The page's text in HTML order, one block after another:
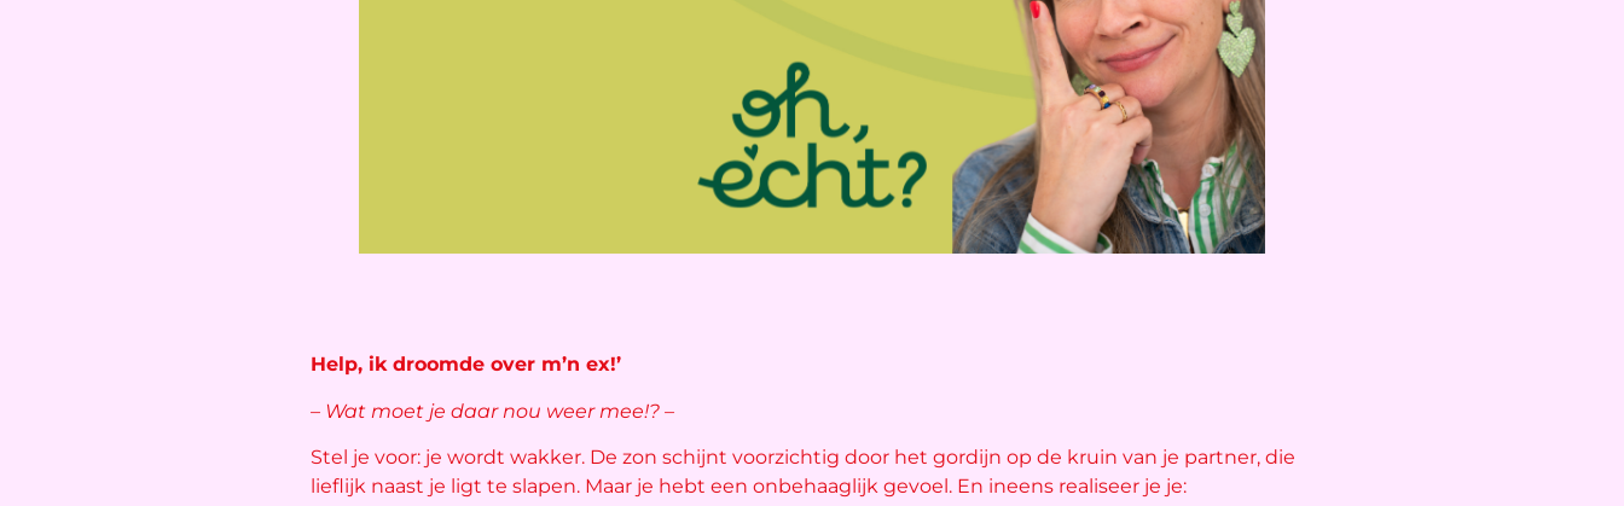
Help, ik droomde over m’n ex!’
– Wat moet je daar nou weer mee!? –
Stel je voor: je wordt wakker. De zon schijnt voorzichtig door het gordijn op de kruin van je partner, die
lieflijk naast je ligt te slapen. Maar je hebt een onbehaaglijk gevoel. En ineens realiseer je je: